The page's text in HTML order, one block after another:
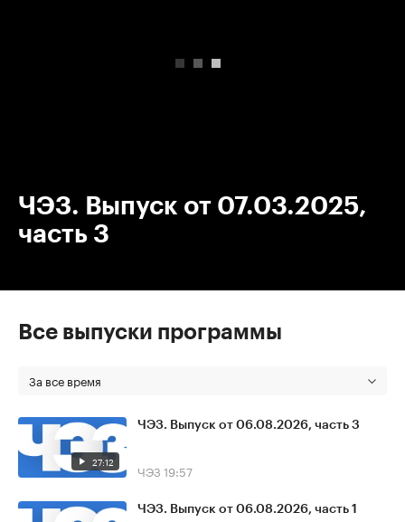
ЧЭЗ. Выпуск от 07.03.2025,
часть 3
Все выпуски программы
За все время
27:12
ЧЭЗ. Выпуск от 06.08.2026, часть 3
ЧЭЗ 19:57
ЧЭЗ. Выпуск от 06.08.2026, часть 1